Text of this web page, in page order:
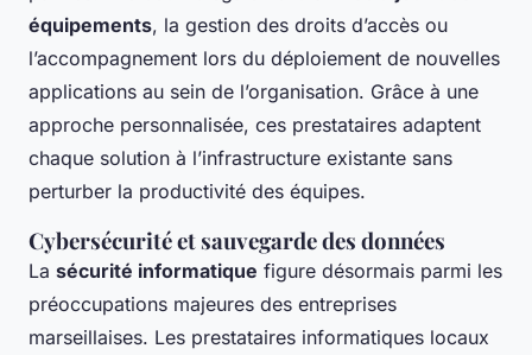
équipements, la gestion des droits d’accès ou
l’accompagnement lors du déploiement de nouvelles
applications au sein de l’organisation. Grâce à une
approche personnalisée, ces prestataires adaptent
chaque solution à l’infrastructure existante sans
perturber la productivité des équipes.
Cybersécurité et sauvegarde des données
La sécurité informatique figure désormais parmi les
préoccupations majeures des entreprises
marseillaises. Les prestataires informatiques locaux